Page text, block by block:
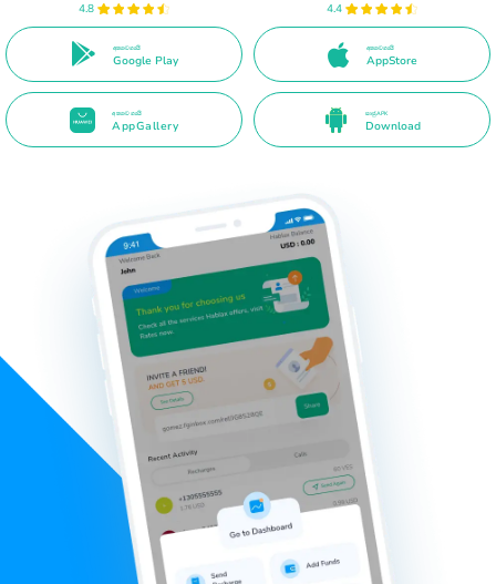
4.8
අත්‍යාවශ්‍යයි
Google Play
4.4
අත්‍යාවශ්‍යයි
AppStore
අත්‍යාවශ්‍යයි
AppGallery
සෘජු APK
Download